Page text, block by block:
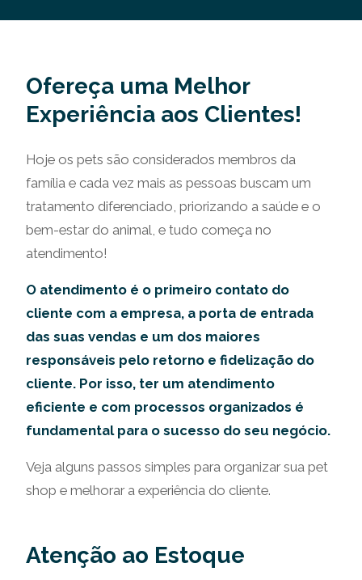
Ofereça uma Melhor
Experiência aos Clientes!
Hoje os pets são considerados membros da
família e cada vez mais as pessoas buscam um
tratamento diferenciado, priorizando a saúde e o
bem-estar do animal, e tudo começa no
atendimento!
O atendimento é o primeiro contato do
cliente com a empresa, a porta de entrada
das suas vendas e um dos maiores
responsáveis pelo retorno e fidelização do
cliente. Por isso, ter um atendimento
eficiente e com processos organizados é
fundamental para o sucesso do seu negócio.
Veja alguns passos simples para organizar sua pet
shop e melhorar a experiência do cliente.
Atenção ao Estoque